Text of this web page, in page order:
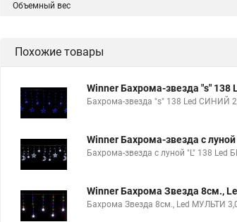
Объемный вес
Похожие товары
Winner Бахрома-звезда "s"
Бахрома-звезда "s" 138 Led СИНИЙ
Winner Бахрома-звезда с
Бахрома-звезда с луной "L" 138 Led
Winner Бахрома Звезда 8см.,
Бахрома Звезда 8см., Led МУЛЬТИ